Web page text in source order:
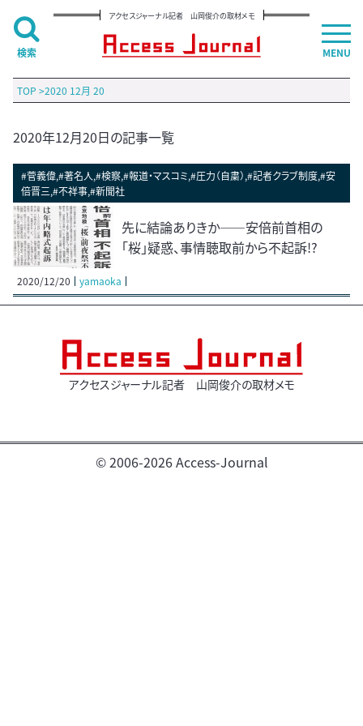
アクセスジャーナル記者 山岡俊介の取材メモ
TOP >2020 12月 20
2020年12月20日の記事一覧
#菅義偉,#著名人,#検察,#報道・マスコミ,#圧力（自粛）,#記者クラブ制度,#安
倍晋三,#不祥事,#新聞社
先に結論ありきか――安倍前首相の
「桜」疑惑、事情聴取前から不起訴!?
2020/12/20 yamaoka
アクセスジャーナル記者 山岡俊介の取材メモ
© 2006-2026 Access-Journal
MENU
検索